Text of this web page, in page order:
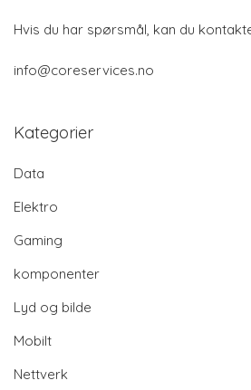
Hvis du har spørsmål, kan du
info@coreservices.no
Kategorier
Data
Elektro
Gaming
komponenter
Lyd og bilde
Mobilt
Nettverk